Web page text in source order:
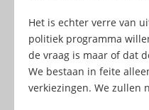
Het is echter verre van
politiek programma
de vraag is maar of dat
We bestaan in feite
verkiezingen. We zullen